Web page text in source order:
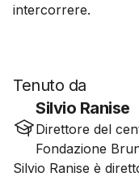
intercorrere.
Tenuto da
Silvio Ranise
Direttore del
Fondazione
Silvio Ranise è